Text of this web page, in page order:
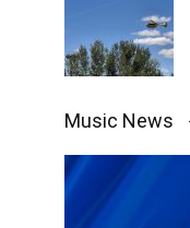
Music News